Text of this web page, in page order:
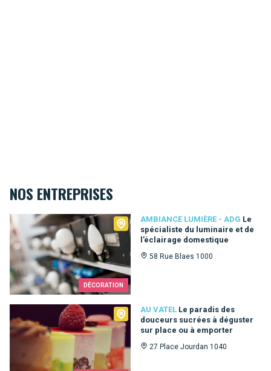
NOS ENTREPRISES
DÉCORATION
AMBIANCE LUMIÈRE - ADG Le
spécialiste du luminaire et de
l’éclairage domestique
58 Rue Blaes 1000
Ambiance Lumière - ADG
AU VATEL Le paradis des
douceurs sucrées à déguster
sur place ou à emporter
27 Place Jourdan 1040